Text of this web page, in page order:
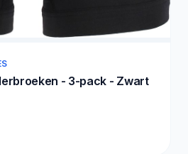
- 3-pack - Zwart